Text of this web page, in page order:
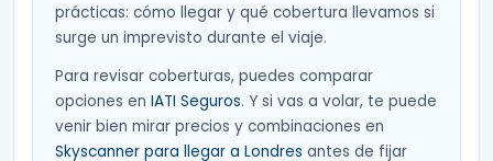
prácticas: cómo llegar y qué cobertura llevamos si
surge un imprevisto durante el viaje.
Para revisar coberturas, puedes comparar
opciones en IATI Seguros. Y si vas a volar, te puede
venir bien mirar precios y combinaciones en
Skyscanner para llegar a Londres antes de fijar